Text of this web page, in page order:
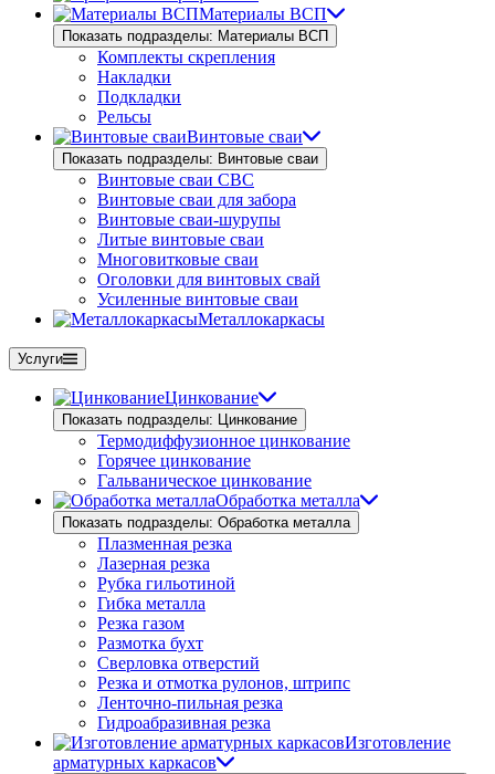
Материалы ВСП
Показать подразделы: Материалы ВСП
Комплекты скрепления
Накладки
Подкладки
Рельсы
Винтовые сваи
Показать подразделы: Винтовые сваи
Винтовые сваи СВС
Винтовые сваи для забора
Винтовые сваи-шурупы
Литые винтовые сваи
Многовитковые сваи
Оголовки для винтовых свай
Усиленные винтовые сваи
Металлокаркасы
Услуги
Цинкование
Показать подразделы: Цинкование
Термодиффузионное цинкование
Горячее цинкование
Гальваническое цинкование
Обработка металла
Показать подразделы: Обработка металла
Плазменная резка
Лазерная резка
Рубка гильотиной
Гибка металла
Резка газом
Размотка бухт
Сверловка отверстий
Резка и отмотка рулонов, штрипс
Ленточно-пильная резка
Гидроабразивная резка
Изготовление
арматурных каркасов